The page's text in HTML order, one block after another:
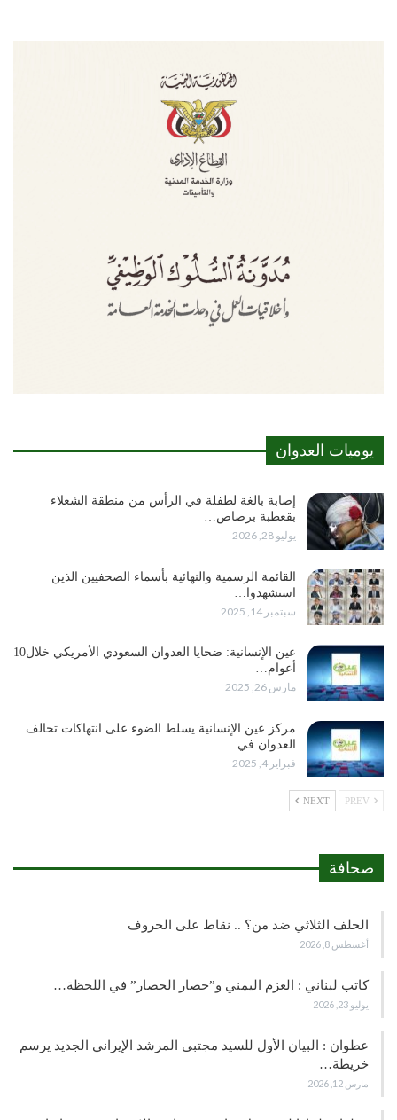
يوميات العدوان
إصابة بالغة لطفلة في الرأس من منطقة الشعلاء
بقعطبة برصاص…
يوليو 28, 2026
القائمة الرسمية والنهائية بأسماء الصحفيين الذين
استشهدوا…
سبتمبر 14, 2025
عين الإنسانية: ضحايا العدوان السعودي الأمريكي خلال10
أعوام…
مارس 26, 2025
مركز عين الإنسانية يسلط الضوء على انتهاكات تحالف
العدوان في…
فبراير 4, 2025
NEXT
صحافة
الحلف الثلاثي ضد من؟ .. نقاط على الحروف
أغسطس 8, 2026
كاتب لبناني : العزم اليمني و”حصار الحصار” في اللحظة…
يوليو 23, 2026
عطوان : البيان الأول للسيد مجتبى المرشد الإيراني الجديد يرسم
خريطة…
مارس 12, 2026